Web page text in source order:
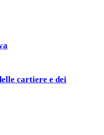
cartiere e dei